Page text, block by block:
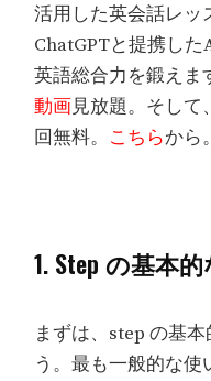
活用した英会話レッ
ChatGPTと提携し
英語総合力を鍛えま
動画見放題。そして
回無料。 こちらから。
1. Step の基本
まずは、step の基
う。最も一般的な